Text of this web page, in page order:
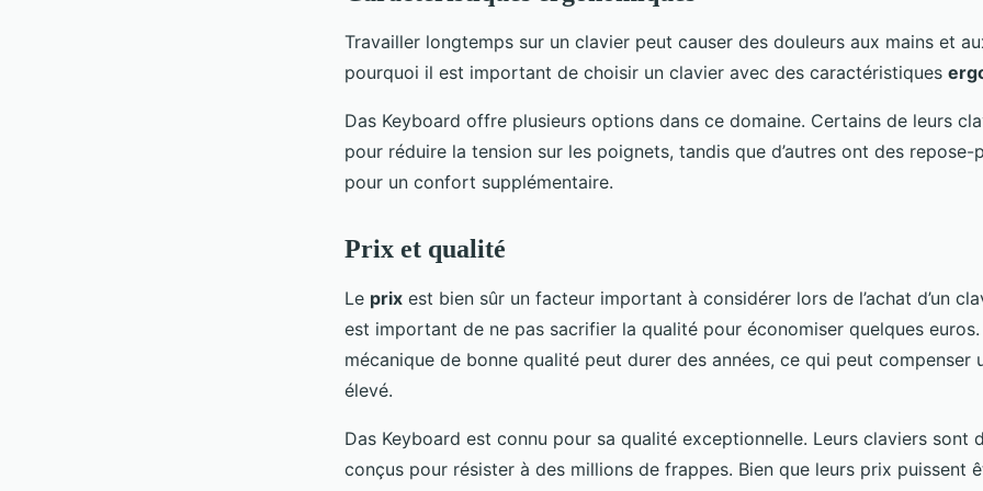
Travailler longtemps sur un clavier peut causer des douleurs aux mains et
pourquoi il est important de choisir un clavier avec des caractéristiques
Das Keyboard offre plusieurs options dans ce domaine. Certains de leurs
pour réduire la tension sur les poignets, tandis que d’autres ont des
pour un confort supplémentaire.
Prix et qualité
Le prix est bien sûr un facteur important à considérer lors de l’achat d’un
est important de ne pas sacrifier la qualité pour économiser quelques
mécanique de bonne qualité peut durer des années, ce qui peut compenser
élevé.
Das Keyboard est connu pour sa qualité exceptionnelle. Leurs claviers sont
conçus pour résister à des millions de frappes. Bien que leurs prix puissent